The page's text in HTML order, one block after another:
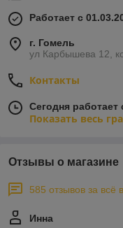
Работает с
г. Гомель
ул Карбышева 12,
Контакты
Сегодня работает
Показать весь
Отзывы о магазине
585 отзывов за всё
Инна